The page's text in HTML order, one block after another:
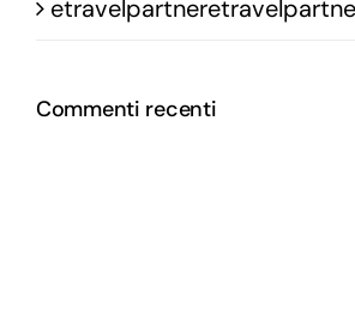
Commenti recenti